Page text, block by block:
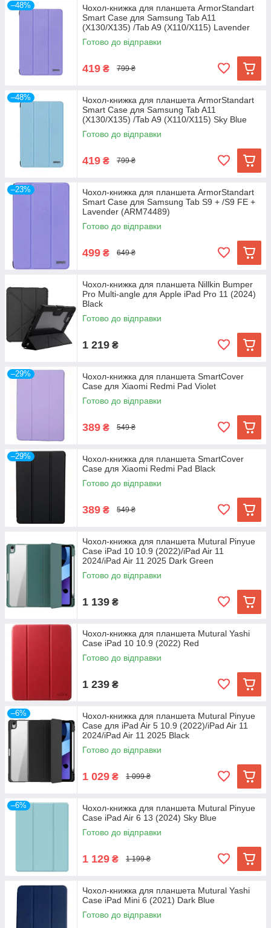
–48%
Чохол-книжка для планшета ArmorStandart
Smart Case для Samsung Tab A11
(X130/X135) /Tab A9 (X110/X115) Lavender
(ARM74492)
Готово до відправки
419 ₴ 799 ₴
–48%
Чохол-книжка для планшета ArmorStandart
Smart Case для Samsung Tab A11
(X130/X135) /Tab A9 (X110/X115) Sky Blue
(ARM74491)
Готово до відправки
419 ₴ 799 ₴
–23%
Чохол-книжка для планшета ArmorStandart
Smart Case для Samsung Tab S9 + /S9 FE +
Lavender (ARM74489)
Готово до відправки
499 ₴ 649 ₴
Чохол-книжка для планшета Nillkin Bumper
Pro Multi-angle для Apple iPad Pro 11 (2024)
Black
Готово до відправки
1 219 ₴
–29%
Чохол-книжка для планшета SmartCover
Case для Xiaomi Redmi Pad Violet
Готово до відправки
389 ₴ 549 ₴
–29%
Чохол-книжка для планшета SmartCover
Case для Xiaomi Redmi Pad Black
Готово до відправки
389 ₴ 549 ₴
Чохол-книжка для планшета Mutural Pinyue
Case iPad 10 10.9 (2022)/iPad Air 11
2024/iPad Air 11 2025 Dark Green
Готово до відправки
1 139 ₴
Чохол-книжка для планшета Mutural Yashi
Case iPad 10 10.9 (2022) Red
Готово до відправки
1 239 ₴
–6%
Чохол-книжка для планшета Mutural Pinyue
Case для iPad Air 5 10.9 (2022)/iPad Air 11
2024/iPad Air 11 2025 Black
Готово до відправки
1 029 ₴ 1 099 ₴
–6%
Чохол-книжка для планшета Mutural Pinyue
Case iPad Air 6 13 (2024) Sky Blue
Готово до відправки
1 129 ₴ 1 199 ₴
Чохол-книжка для планшета Mutural Yashi
Case iPad Mini 6 (2021) Dark Blue
Готово до відправки